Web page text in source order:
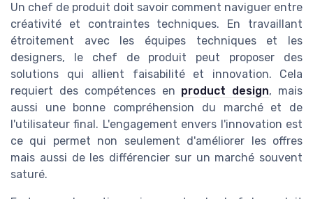
Un chef de produit doit savoir comment naviguer entre
créativité et contraintes techniques. En travaillant
étroitement avec les équipes techniques et les
designers, le chef de produit peut proposer des
solutions qui allient faisabilité et innovation. Cela
requiert des compétences en product design, mais
aussi une bonne compréhension du marché et de
l'utilisateur final. L'engagement envers l'innovation est
ce qui permet non seulement d'améliorer les offres
mais aussi de les différencier sur un marché souvent
saturé.